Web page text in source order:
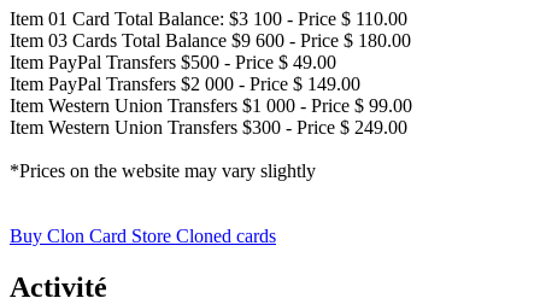
Item 01 Card Total Balance: $3 100 - Price $ 110.00
Item 03 Cards Total Balance $9 600 - Price $ 180.00
Item PayPal Transfers $500 - Price $ 49.00
Item PayPal Transfers $2 000 - Price $ 149.00
Item Western Union Transfers $1 000 - Price $ 99.00
Item Western Union Transfers $300 - Price $ 249.00
*Prices on the website may vary slightly
Buy Clon Card Store Cloned cards
Activité